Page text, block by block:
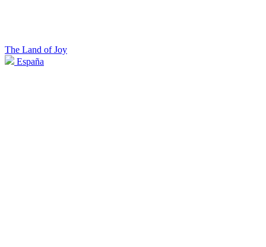
The Land of Joy
España